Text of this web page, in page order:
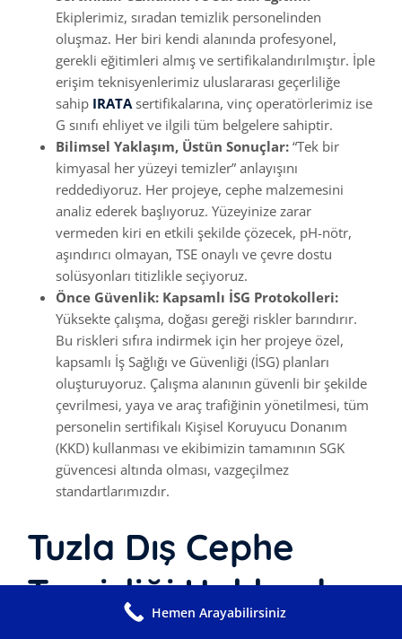
Ekiplerimiz, sıradan temizlik personelinden
oluşmaz. Her biri kendi alanında profesyonel,
gerekli eğitimleri almış ve sertifikalandırılmıştır. İple
erişim teknisyenlerimiz uluslararası geçerliliğe
sahip IRATA sertifikalarına, vinç operatörlerimiz ise
G sınıfı ehliyet ve ilgili tüm belgelere sahiptir.
Bilimsel Yaklaşım, Üstün Sonuçlar: “Tek bir
kimyasal her yüzeyi temizler” anlayışını
reddediyoruz. Her projeye, cephe malzemesini
analiz ederek başlıyoruz. Yüzeyinize zarar
vermeden kiri en etkili şekilde çözecek, pH-nötr,
aşındırıcı olmayan, TSE onaylı ve çevre dostu
solüsyonları titizlikle seçiyoruz.
Önce Güvenlik: Kapsamlı İSG Protokolleri:
Yüksekte çalışma, doğası gereği riskler barındırır.
Bu riskleri sıfıra indirmek için her projeye özel,
kapsamlı İş Sağlığı ve Güvenliği (İSG) planları
oluşturuyoruz. Çalışma alanının güvenli bir şekilde
çevrilmesi, yaya ve araç trafiğinin yönetilmesi, tüm
personelin sertifikalı Kişisel Koruyucu Donanım
(KKD) kullanması ve ekibimizin tamamının SGK
güvencesi altında olması, vazgeçilmez
standartlarımızdır.
Tuzla Dış Cephe
Temizliği Hakkında
Hemen Arayabilirsiniz